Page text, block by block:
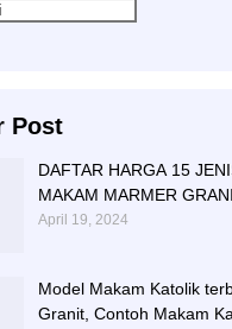
Post
DAFTAR HARGA 15
MAKAM MARMER
BERIKUT NISAN NYA
April 19, 2024
Model Makam Katolik
Granit, Contoh Makam